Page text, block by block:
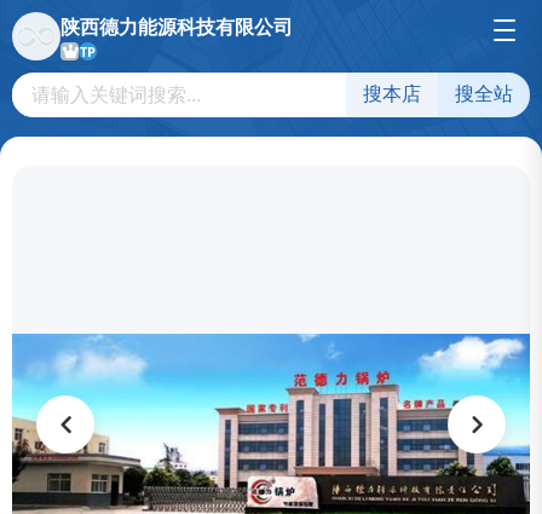
陕西德力能源科技有限公司
TP
搜本店 搜全站